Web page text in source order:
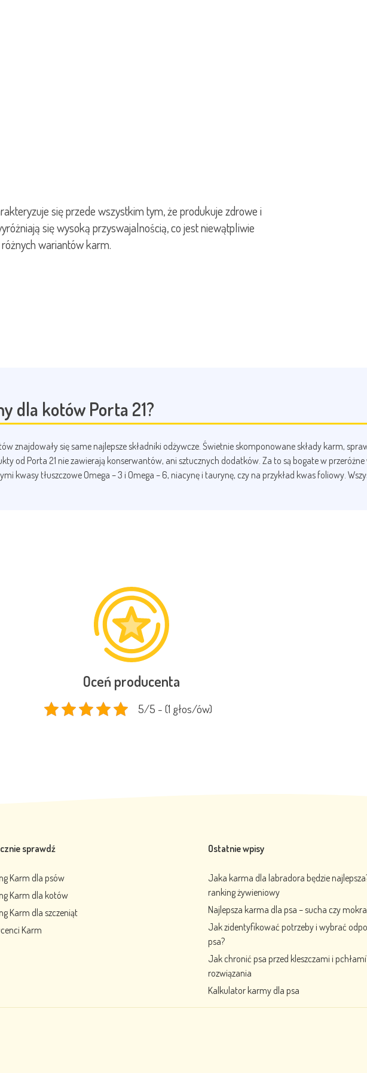
się przede wszystkim tym, że produkuje zdrowe i
się wysoką przyswajalnością, co jest niewątpliwie
wariantów karm.
dla kotów Porta 21?
znajdowały się same najlepsze składniki odżywcze. Świetnie skomponowane składy karm,
od Porta 21 nie zawierają konserwantów, ani sztucznych dodatków. Za to są bogate w
kwasy tłuszczowe Omega – 3 i Omega – 6, niacynę i taurynę, czy na przykład kwas foliowy.
Oceń producenta
5/5 - (1 głos/ów)
sprawdź
Karm dla psów
Karm dla kotów
Karm dla szczeniąt
Karm
Ostatnie wpisy
Jaka karma dla labradora będzie
ranking żywieniowy
Najlepsza karma dla psa – sucha czy
Jak zidentyfikować potrzeby i wybrać
psa?
Jak chronić psa przed kleszczami i
rozwiązania
Kalkulator karmy dla psa